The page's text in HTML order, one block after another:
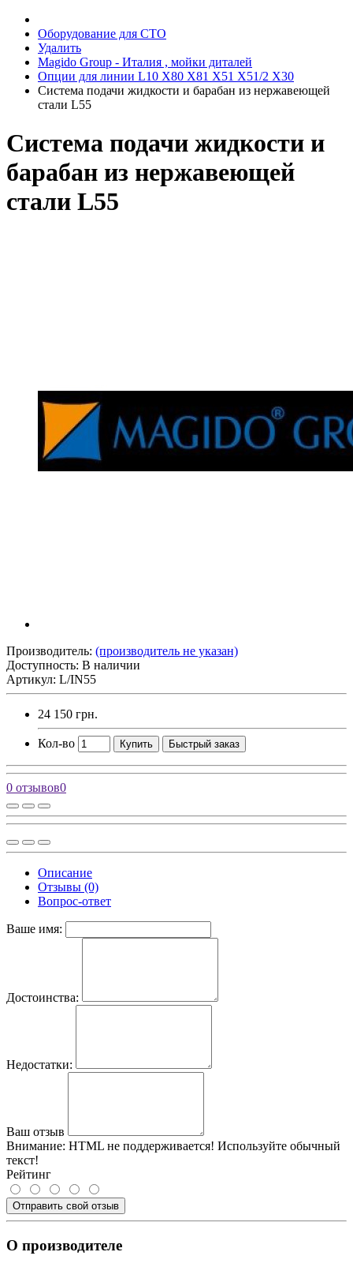
Оборудование для СТО
Удалить
Magido Group - Италия , мойки диталей
Опции для линии L10 X80 X81 X51 X51/2 X30
Система подачи жидкости и барабан из нержавеющей
стали L55
Система подачи жидкости и
барабан из нержавеющей
стали L55
Производитель: (производитель не указан)
Доступность: В наличии
Артикул: L/IN55
24 150 грн.
Кол-во Купить Быстрый заказ
0 отзывов0
Описание
Отзывы (0)
Вопрос-ответ
Ваше имя:
Достоинства:
Недостатки:
Ваш отзыв
Внимание: HTML не поддерживается! Используйте обычный
текст!
Рейтинг
Отправить свой отзыв
О производителе